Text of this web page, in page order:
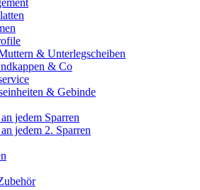
& Unterlegscheiben
& Co
& Gebinde
jedem Sparren
jedem 2. Sparren